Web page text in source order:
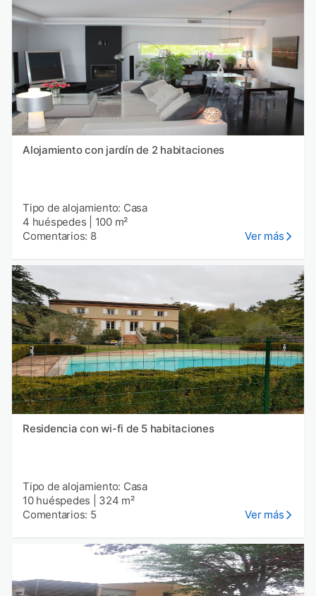
Alojamiento con jardín de 2 habitaciones
Tipo de alojamiento: Casa
4 huéspedes
100 m²
Comentarios: 8
Ver más
Residencia con wi-fi de 5 habitaciones
Tipo de alojamiento: Casa
10 huéspedes
324 m²
Comentarios: 5
Ver más